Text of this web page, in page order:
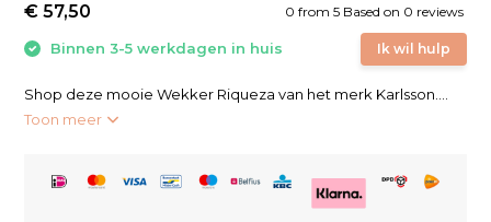
0 from 5 Based on 0 reviews
Ik wil hulp
€ 57,50
Binnen 3-5 werkdagen in huis
Shop deze mooie Wekker Riqueza van het merk Karlsson....
Toon meer